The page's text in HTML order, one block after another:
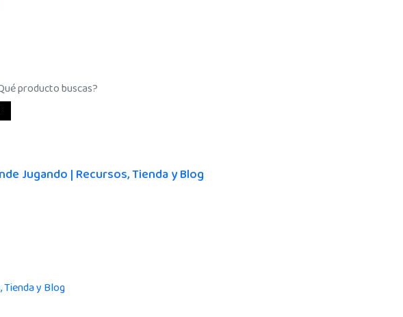
Jugando | Recursos, Tienda y Blog
Tienda y Blog